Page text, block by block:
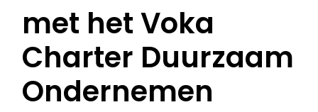
met het Voka
Charter Duurzaam
Ondernemen